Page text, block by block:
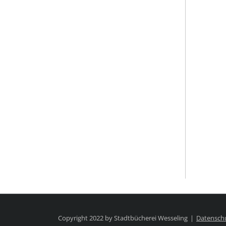
Copyright 2022 by Stadtbücherei Wesseling